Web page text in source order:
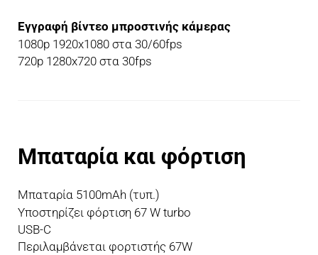
Εγγραφή βίντεο μπροστινής κάμερας
1080p 1920x1080 στα 30/60fps
720p 1280x720 στα 30fps
Μπαταρία και φόρτιση
Μπαταρία 5100mAh (τυπ.)
Υποστηρίζει φόρτιση 67 W turbo
USB-C
Περιλαμβάνεται φορτιστής 67W